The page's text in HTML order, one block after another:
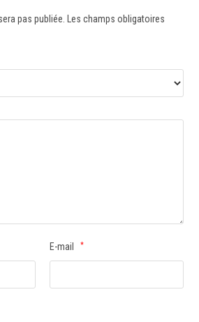
pas publiée. Les champs obligatoires
E-mail *